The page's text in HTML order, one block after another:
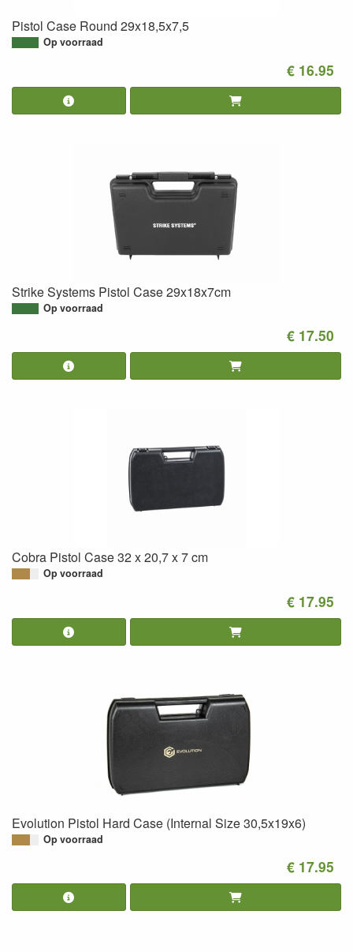
Pistol Case Round 29x18,5x7,5
Op voorraad
€ 16.95
Strike Systems Pistol Case 29x18x7cm
Op voorraad
€ 17.50
Cobra Pistol Case 32 x 20,7 x 7 cm
Op voorraad
€ 17.95
Evolution Pistol Hard Case (Internal Size 30,5x19x6)
Op voorraad
€ 17.95